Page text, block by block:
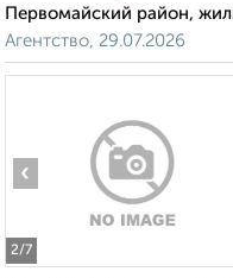
Первомайский район,
Агентство, 29.07.2026
2/7
‹